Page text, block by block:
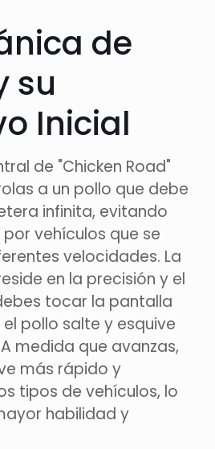
de
su
Inicial
de "Chicken Road"
a un pollo que debe
infinita, evitando
vehículos que se
velocidades. La
en la precisión y el
tocar la pantalla
pollo salte y esquive
medida que avanzas,
más rápido y
tipos de vehículos, lo
habilidad y